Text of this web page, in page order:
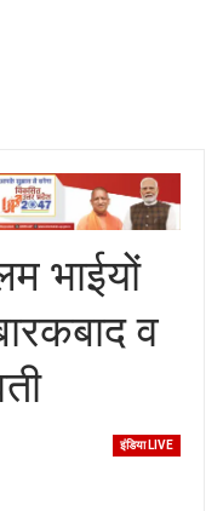
भाईयों
व
इंडिया LIVE